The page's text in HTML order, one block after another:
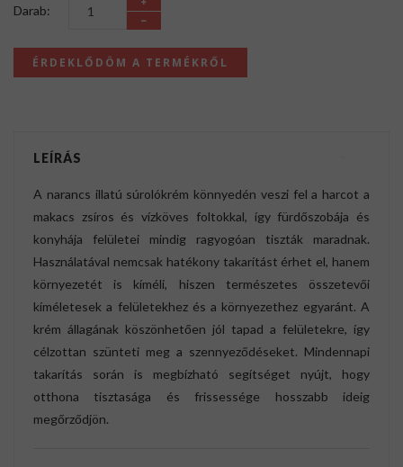
Darab:
ÉRDEKLŐDÖM A TERMÉKRŐL
LEÍRÁS
A narancs illatú súrolókrém könnyedén veszi fel a harcot a
makacs zsíros és vízköves foltokkal, így fürdőszobája és
konyhája felületei mindig ragyogóan tiszták maradnak.
Használatával nemcsak hatékony takarítást érhet el, hanem
környezetét is kíméli, hiszen természetes összetevői
kíméletesek a felületekhez és a környezethez egyaránt. A
krém állagának köszönhetően jól tapad a felületekre, így
célzottan szünteti meg a szennyeződéseket. Mindennapi
takarítás során is megbízható segítséget nyújt, hogy
otthona tisztasága és frissessége hosszabb ideig
megőrződjön.